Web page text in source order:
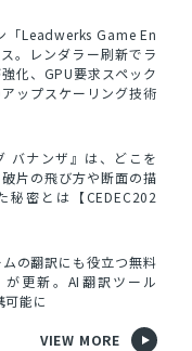
「Leadwerks Game En
。レンダラー刷新でラ
化、GPU要求スペック
ップスケーリング技術
バナンザ』は、どこを
片の飛び方や断面の描
秘密とは【CEDEC202
の翻訳にも役立つ無料
が更新。AI翻訳ツール
可能に
VIEW MORE